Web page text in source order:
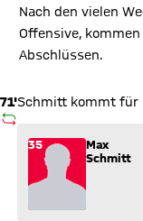
Nach den vielen
Offensive,
Abschlüssen.
71'
AUSWECHSLUNG
Schmitt kommt für
Wechsel: Max
35
Max
Schmitt